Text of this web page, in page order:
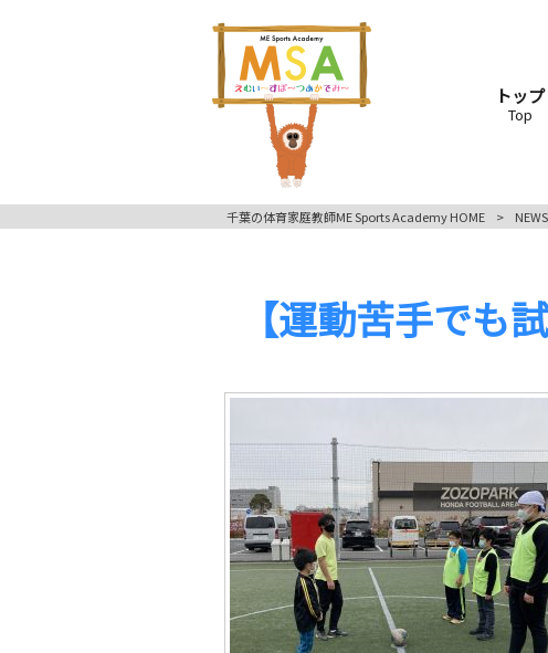
トップ
Top
千葉の体育家庭教師ME Sports Academy HOME > NEWS
【運動苦手でも